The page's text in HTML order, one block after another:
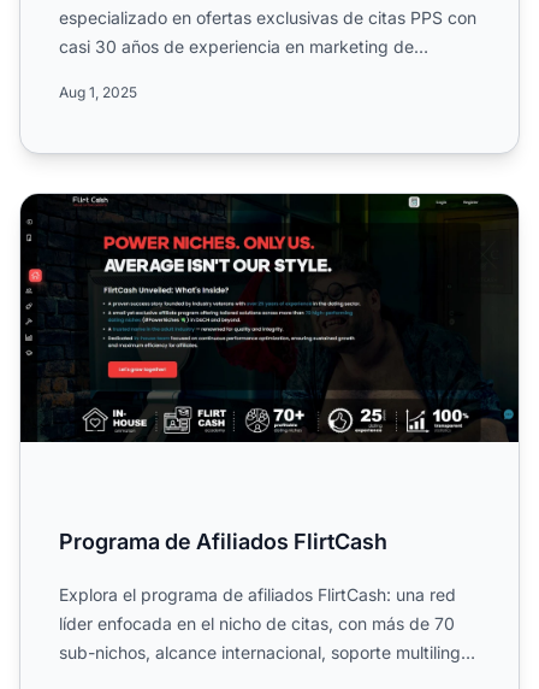
especializado en ofertas exclusivas de citas PPS con
casi 30 años de experiencia en marketing de
Aug 1, 2025
Programa de Afiliados FlirtCash
Programa de Afiliados FlirtCash
Explora el programa de afiliados FlirtCash: una red
líder enfocada en el nicho de citas, con más de 70
sub-nichos, alcance internacional, soporte multilingüe